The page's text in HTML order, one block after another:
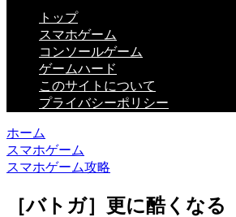
トップ
スマホゲーム
コンソールゲーム
ゲームハード
このサイトについて
プライバシーポリシー
ホーム
スマホゲーム
スマホゲーム攻略
［バトガ］更に酷くなる